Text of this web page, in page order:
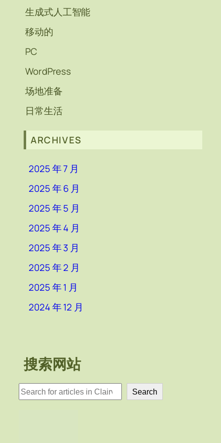
生成式人工智能
移动的
PC
WordPress
场地准备
日常生活
ARCHIVES
2025 年 7 月
2025 年 6 月
2025 年 5 月
2025 年 4 月
2025 年 3 月
2025 年 2 月
2025 年 1 月
2024 年 12 月
搜索网站
検
索
Search